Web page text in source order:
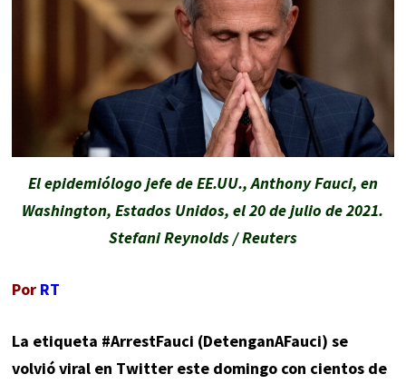
El epidemiólogo jefe de EE.UU., Anthony Fauci, en
Washington, Estados Unidos, el 20 de julio de 2021.
Stefani Reynolds / Reuters
Por RT
La etiqueta #ArrestFauci (DetenganAFauci) se
volvió viral en Twitter este domingo con cientos de